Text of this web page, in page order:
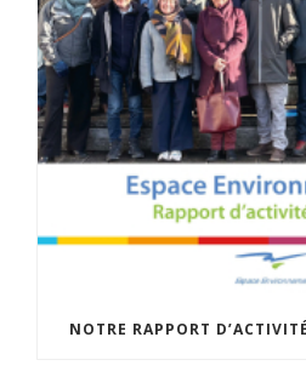
NOTRE RAPPORT